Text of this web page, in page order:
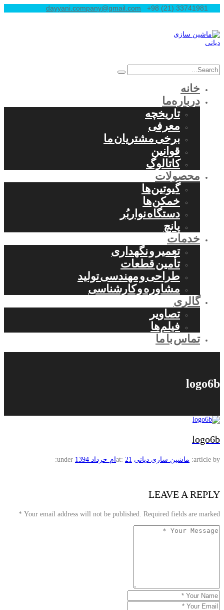
dayyani.company@gmail.com +98 (21) 33741981
خانه
درباره‌ما
تاریخچه
معرفی
برخی مشتریان ما
قوانین
کاتالوگ
محصولات
گیوتین‌ها
خمکن‌ها
دستگاه نواربُر
پانچ
خدمات
تعمیر و نگهداری
تأمین قطعات
طراحی و مهندسی تولید
مشاوره و کارشناسی
گالری
تصاویر
فیلم‌ها
تماس با ما
logo6b
logo6b
article by: ماشین سازی دیانی at: 21ام خرداد 1394 under:
LEAVE A REPLY
Your email address will not be published. Required fields are marked
*